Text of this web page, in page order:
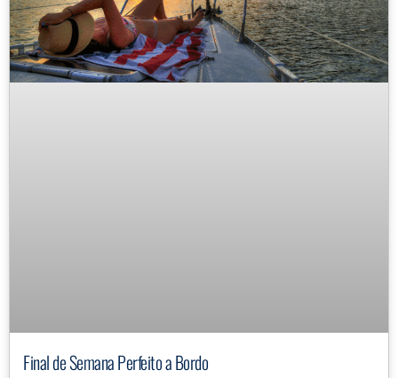
Final de Semana Perfeito a Bordo